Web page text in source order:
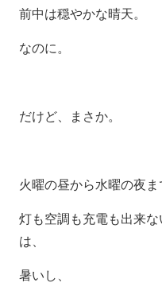
前中は穏やかな晴天。
なのに。
だけど、まさか。
火曜の昼から水曜の夜ま
灯も空調も充電も出来
は、
暑いし、